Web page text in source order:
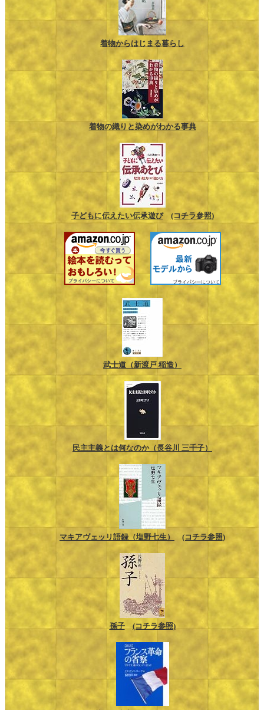
着物からはじまる暮らし
着物の織りと染めがわかる事典
子どもに伝えたい伝承遊び (コチラ参照)
武士道（新渡戸 稲造）
民主主義とは何なのか（長谷川 三千子）
マキアヴェッリ語録（塩野七生） (コチラ参照)
孫子 (コチラ参照)